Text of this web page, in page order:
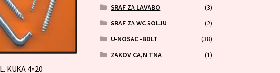
L. KUKA 4×20
SRAF ZA LAVABO
(3)
SRAF ZA WC SOLJU
(2)
U-NOSAC -BOLT
(38)
ZAKOVICA,NITNA
(1)